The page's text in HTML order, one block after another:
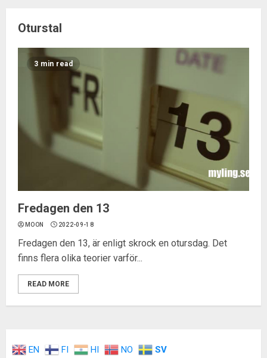
Oturstal
3 min read
Fredagen den 13
MOON 2022-09-18
Fredagen den 13, är enligt skrock en otursdag. Det
finns flera olika teorier varför...
READ MORE
EN FI HI NO SV